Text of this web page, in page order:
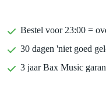
Bestel voor 23:00 =
30 dagen 'niet goed
3 jaar Bax Music